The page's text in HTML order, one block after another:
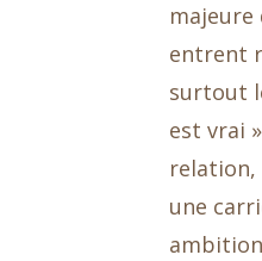
majeure
entrent
surtout
est vrai
relation,
une